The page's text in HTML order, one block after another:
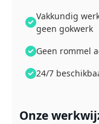
Vakkundig
geen gokwerk
Geen rommel
24/7
Onze